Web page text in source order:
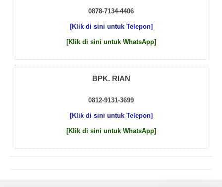
0878-7134-4406
[Klik di sini untuk Telepon]
[Klik di sini untuk WhatsApp]
BPK. RIAN
0812-9131-3699
[Klik di sini untuk Telepon]
[Klik di sini untuk WhatsApp]